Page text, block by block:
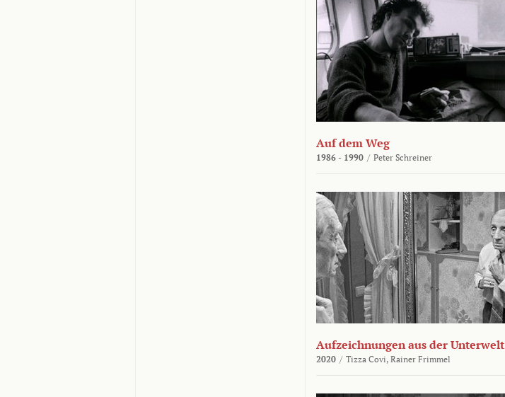
Auf dem Weg
1986 - 1990 / Peter Schreiner
Aufzeichnungen aus der Unterwelt
2020 / Tizza Covi, Rainer Frimmel